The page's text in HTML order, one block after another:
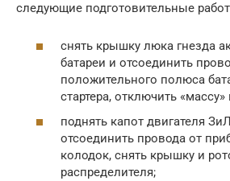
следующие подготовительные
снять крышку люка гнезда
батареи и отсоединить
положительного полюса
стартера, отключить
поднять капот двигателя
отсоединить провода от
колодок, снять крышку и
распределителя;